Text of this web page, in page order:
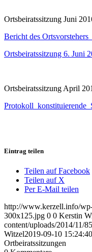
Ortsbeiratssitzung Juni
Bericht des
Ortsbeiratssitzung 6. Juni
Ortsbeiratssitzung April
Eintrag teilen
Teilen auf Facebook
Teilen auf X
Per E-Mail teilen
http://www.kerzell.info/
300x125.jpg 0 0 Kerstin
content/uploads/2014/11/
Witzel2019-09-10 15:24:40
Ortbeiratssitzungen